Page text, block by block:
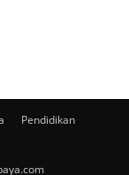
Pendidikan